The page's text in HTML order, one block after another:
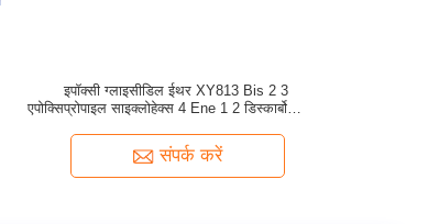
इपॉक्सी ग्लाइसीडिल ईथर XY813 Bis 2 3
एपोक्सिप्रोपाइल साइक्लोहेक्स 4 Ene 1 2 डिस्कार्बोक्सिलेट
संपर्क करें